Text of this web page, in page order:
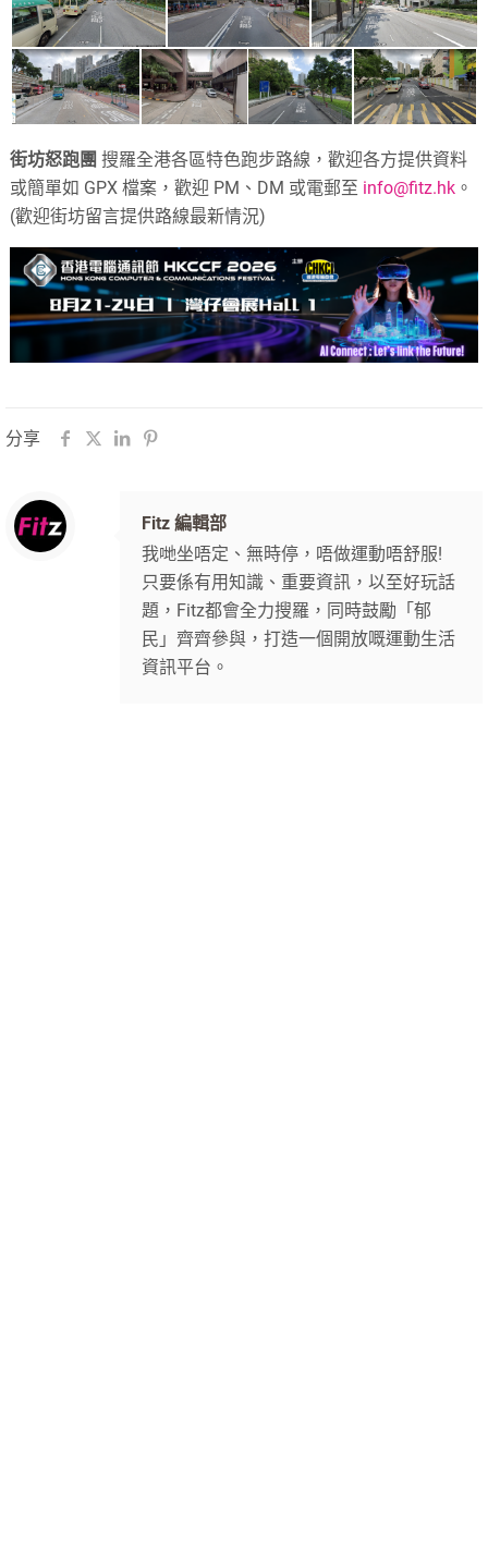
街坊怒跑團 搜羅全港各區特色跑步路線，歡迎各方提供資料
或簡單如 GPX 檔案，歡迎 PM、DM 或電郵至 info@fitz.hk 。
(歡迎街坊留言提供路線最新情況)
分享
Fitz 編輯部
我哋坐唔定、無時停，唔做運動唔舒服!
只要係有用知識、重要資訊，以至好玩話
題，Fitz都會全力搜羅，同時鼓勵「郁
民」齊齊參與，打造一個開放嘅運動生活
資訊平台。